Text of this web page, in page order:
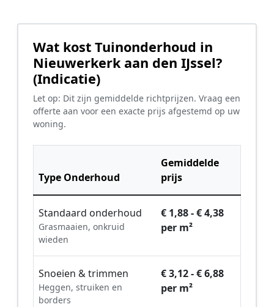
Wat kost Tuinonderhoud in
Nieuwerkerk aan den IJssel?
(Indicatie)
Let op: Dit zijn gemiddelde richtprijzen. Vraag een
offerte aan voor een exacte prijs afgestemd op uw
woning.
Type Onderhoud
Gemiddelde
prijs
Standaard onderhoud
Grasmaaien, onkruid
wieden
€ 1,88 - € 4,38
per m²
Snoeien & trimmen
Heggen, struiken en
borders
€ 3,12 - € 6,88
per m²